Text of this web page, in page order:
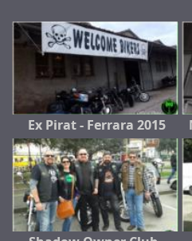
Ex Pirat - Ferrara 2015